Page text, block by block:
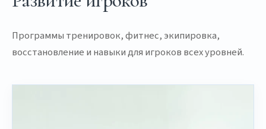
Программы тренировок, фитнес, экипировка,
восстановление и навыки для игроков всех уровней.